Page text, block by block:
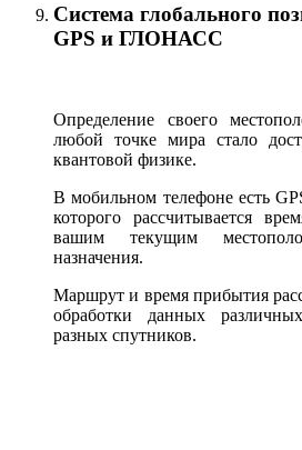
Система глобального
GPS и ГЛОНАСС
Определение своего
любой точке мира стало
квантовой физике.
В мобильном телефоне есть
которого рассчитывается
вашим текущим
назначения.
Маршрут и время прибытия
обработки данных
разных спутников.